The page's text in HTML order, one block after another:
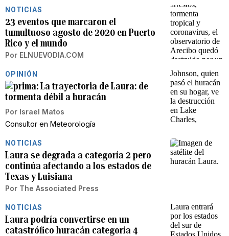
NOTICIAS
23 eventos que marcaron el
tumultuoso agosto de 2020 en Puerto
Rico y el mundo
Por ELNUEVODIA.COM
OPINIÓN
La trayectoria de Laura: de
tormenta débil a huracán
Por Israel Matos
Consultor en Meteorología
NOTICIAS
Laura se degrada a categoría 2 pero
continúa afectando a los estados de
Texas y Luisiana
Por The Associated Press
NOTICIAS
Laura podría convertirse en un
catastrófico huracán categoría 4